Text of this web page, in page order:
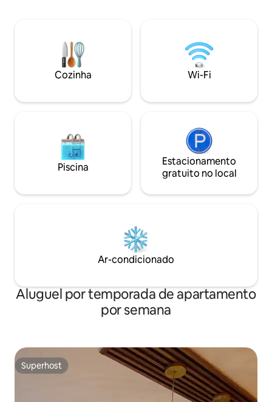
DISPONÍVEL 2
COBERTAS
Cozinha Wi-Fi
Piscina
Estacionamento
gratuito no local
Ar-condicionado
Aluguel por temporada de apartamento
por semana
Superhost
Superhost